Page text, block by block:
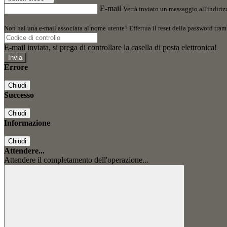
E-mail Verrà inviato un messaggio
Non hai una e-mail associata al nome utente? Effettua il reset della password
E-mail inviata, si prega di controllare la casella di posta elettronica!
Errore
Chiudi
Successo
Chiudi
Informazione
Chiudi
Attendere...
Attendere il completamento dell'operazione...